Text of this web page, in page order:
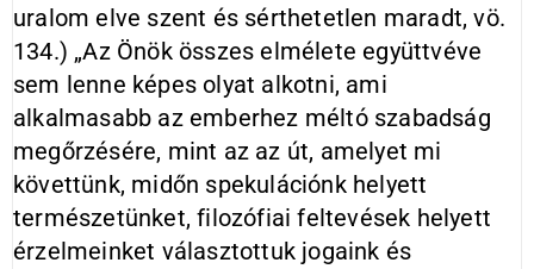
uralom elve szent és sérthetetlen maradt, vö.
134.) „Az Önök összes elmélete együttvéve
sem lenne képes olyat alkotni, ami
alkalmasabb az emberhez méltó szabadság
megőrzésére, mint az az út, amelyet mi
követtünk, midőn spekulációnk helyett
természetünket, filozófiai feltevések helyett
érzelmeinket választottuk jogaink és